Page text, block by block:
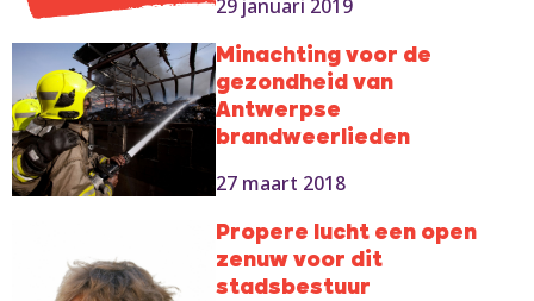
29 januari 2019
Minachting voor de
gezondheid van
Antwerpse
brandweerlieden
27 maart 2018
Propere lucht een open
zenuw voor dit
stadsbestuur